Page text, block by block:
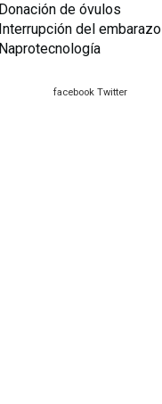
Donación de óvulos
Interrupción del embarazo
Naprotecnología
facebook Twitter